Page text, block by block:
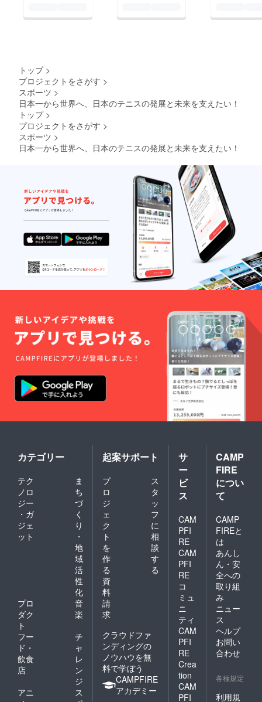
み合わせ、試合スケ
bid/436/Default.aspx
https://alljapan.service
s.imgarena.com▼WO
シングルス決勝戦のラ
https://www.youtube.c
om/playlist?
v6Un65xM46SfcbMKY
映NHK女子シングルス
決勝男子シングルス決
https://www.web.nhk/t
v/an/tennis/pl/series-
tep-
2QG47RQL1R/schedu
le▼大会オフィシャル
サイトhttps://www.jta-
tennis.or.jp/alljapan.as
まからいただいたご寄
付は、第100回記念大
会の運営に関わる活動
費のほか、全日本選手
権のファンの皆さまに
向けた大会価値向上を
目的とするマルチメ
ディア関連費用（ライ
ブスコア、ライブ配
信、マーケティング
等）、また全日本選手
権および出場選手の認
知拡大を目的とする
ソーシャルメディア拡
充費用として、大切に
活用させていただきま
す。※本プロジェクト
へのご寄付（純粋支援
トップ >
プロジェクトをさがす >
スポーツ >
日本一から世界へ、日本のテニスの発展と未来を支えたい！
トップ >
プロジェクトをさがす >
スポーツ >
日本一から世界へ、日本のテニスの発展と未来を支えたい！
カテゴリー
テク
ノロ
ジー
・ガ
ジェ
ット
ま
ち
づ
く
り
・
地
域
活
性
化
プロ
ダク
ト
音
楽
フー
ド・
飲食
店
チ
ャ
レ
ン
ジ
アニ
ス
起案サポート
プ
ロ
ジ
ェ
ク
ト
を
作
る
ス
タ
ッ
フ
に
相
談
す
る
資
料
請
求
クラウドファ
ンディングの
ノウハウを無
料で学ぼう
CAMPFIRE
アカデミー
サ
ー
ビ
ス
CAM
PFI
RE
CAM
PFI
RE
コ
ミュ
ニ
ティ
CAM
PFI
RE
Crea
tion
CAM
PFI
CAMP
FIRE
につい
て
CAMP
FIREと
は
あんし
ん・安
全への
取り組
み
ニュー
ス
ヘルプ
お問い
合わせ
各種規定
利用規